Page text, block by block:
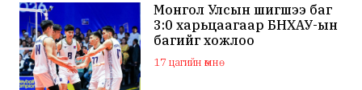
Монгол Улсын шигшээ баг
3:0 харьцаагаар БНХАУ-ын
багийг хожлоо
17 цагийн өмнө